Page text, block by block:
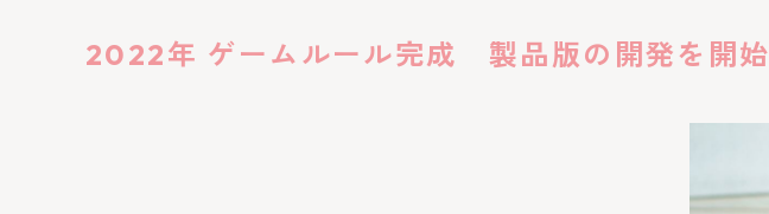
2022年 ゲームルール完成 製品版の開発を開始